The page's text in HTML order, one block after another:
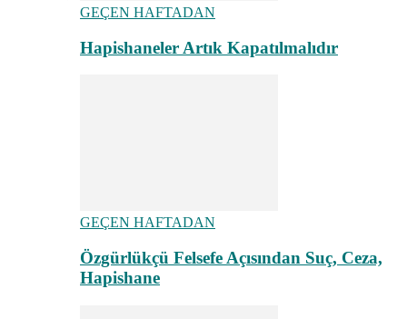
GEÇEN HAFTADAN
Hapishaneler Artık Kapatılmalıdır
GEÇEN HAFTADAN
Özgürlükçü Felsefe Açısından Suç, Ceza,
Hapishane